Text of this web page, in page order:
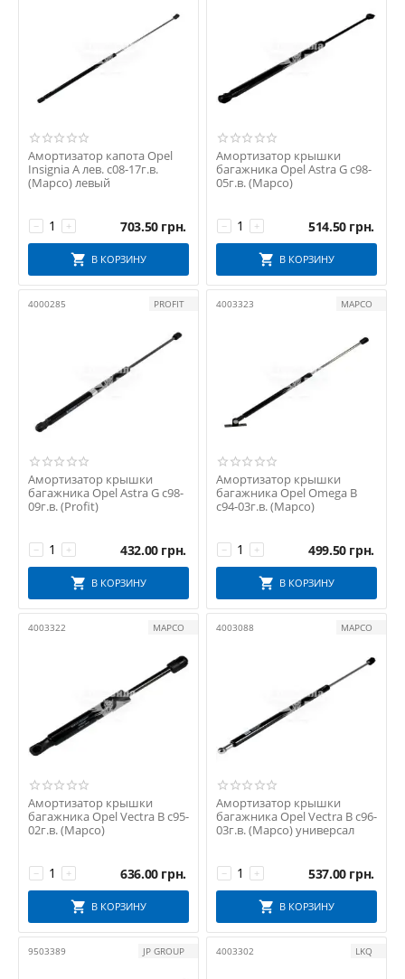
NOR PLAST
NTY
Opel Original
PLATINUM PLUS
POLCAR
PSA
REZAW-PLAST
Romix
ROSSANO
Starklips
STARLINE
TEMPEST
TOPRAN
TSG
Van Wezel
VIEW MAX
XINYI
ТУРЦІЯ
Амортизатор капота Opel
Insignia A лев. с08-17г.в.
(Mapco) левый
+
− 703.50 грн.
В КОРЗИНУ
Амортизатор крышки
багажника Opel Astra G с98-
05г.в. (Mapco)
+
− 514.50 грн.
В КОРЗИНУ
4000285 PROFIT
Амортизатор крышки
багажника Opel Astra G с98-
09г.в. (Profit)
+
− 432.00 грн.
В КОРЗИНУ
4003323 MAPCO
Амортизатор крышки
багажника Opel Omega B
с94-03г.в. (Mapco)
+
− 499.50 грн.
В КОРЗИНУ
4003322 MAPCO
Амортизатор крышки
багажника Opel Vectra B с95-
02г.в. (Mapco)
+
− 636.00 грн.
В КОРЗИНУ
4003088 MAPCO
Амортизатор крышки
багажника Opel Vectra B с96-
03г.в. (Mapco) универсал
+
− 537.00 грн.
В КОРЗИНУ
9503389 JP GROUP 4003302 LKQ